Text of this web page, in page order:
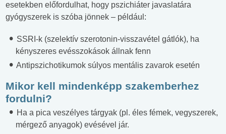
esetekben előfordulhat, hogy pszichiáter javaslatára
gyógyszerek is szóba jönnek – például:
SSRI-k (szelektív szerotonin-visszavétel gátlók), ha
kényszeres evésszokások állnak fenn
Antipszichotikumok súlyos mentális zavarok esetén
Mikor kell mindenképp szakemberhez
fordulni?
Ha a pica veszélyes tárgyak (pl. éles fémek, vegyszerek,
mérgező anyagok) evésével jár.